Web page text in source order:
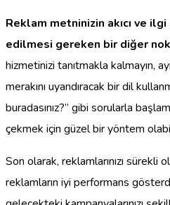
Reklam metninizin akıcı ve
edilmesi gereken bir diğer
hizmetinizi tanıtmakla kalmayın,
merakını uyandıracak bir dil
buradasınız?” gibi sorularla
çekmek için güzel bir yöntem
Son olarak, reklamlarınızı sürekli
reklamların iyi performans